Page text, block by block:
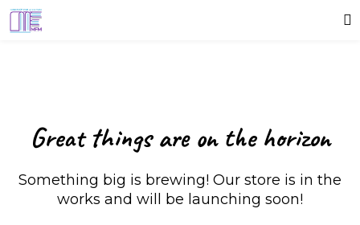
Great things are on the horizon
Something big is brewing! Our store is in the
works and will be launching soon!